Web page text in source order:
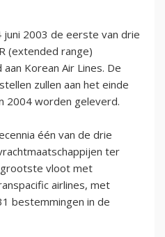
2003 de eerste van drie
(extended range)
Korean Air Lines. De
zullen aan het einde
2004 worden geleverd.
één van de drie
ter
vloot met
airlines, met
bestemmingen in de